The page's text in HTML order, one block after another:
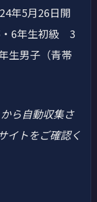
年5月26日開
・6年生初級 3
生男子（青帯
ら自動収集さ
イトをご確認く